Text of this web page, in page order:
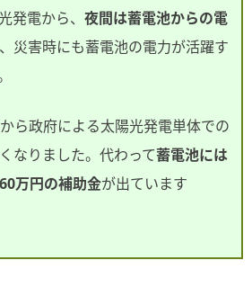
発電から、 夜間は蓄電池からの電
災害時にも蓄電池の電力が活躍す
政府による太陽光発電単体での
なりました。代わって蓄電池には
60万円の補助金が出ています